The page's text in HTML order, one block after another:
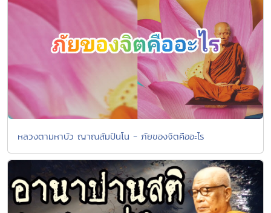
หลวงตามหาบัว ญาณสัมปันโน - ภัยของจิตคืออะไร